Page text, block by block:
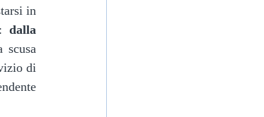
dalla
scusa
di